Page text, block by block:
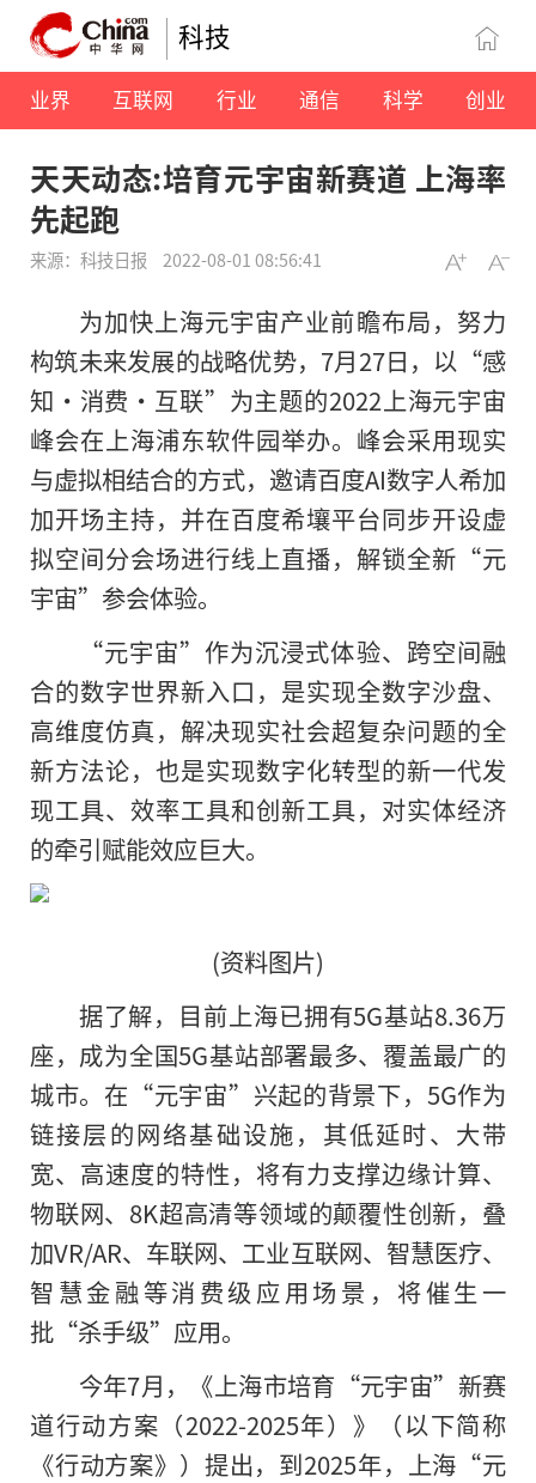
科技
业界 互联网 行业 通信 科学 创业
天天动态:培育元宇宙新赛道 上海率
先起跑
来源：科技日报 2022-08-01 08:56:41
为加快上海元宇宙产业前瞻布局，努力
构筑未来发展的战略优势，7月27日，以“感
知·消费·互联”为主题的2022上海元宇宙
峰会在上海浦东软件园举办。峰会采用现实
与虚拟相结合的方式，邀请百度AI数字人希加
加开场主持，并在百度希壤平台同步开设虚
拟空间分会场进行线上直播，解锁全新“元
宇宙”参会体验。
“元宇宙”作为沉浸式体验、跨空间融
合的数字世界新入口，是实现全数字沙盘、
高维度仿真，解决现实社会超复杂问题的全
新方法论，也是实现数字化转型的新一代发
现工具、效率工具和创新工具，对实体经济
的牵引赋能效应巨大。
(资料图片)
据了解，目前上海已拥有5G基站8.36万
座，成为全国5G基站部署最多、覆盖最广的
城市。在“元宇宙”兴起的背景下，5G作为
链接层的网络基础设施，其低延时、大带
宽、高速度的特性，将有力支撑边缘计算、
物联网、8K超高清等领域的颠覆性创新，叠
加VR/AR、车联网、工业互联网、智慧医疗、
智慧金融等消费级应用场景，将催生一
批“杀手级”应用。
今年7月，《上海市培育“元宇宙”新赛
道行动方案（2022-2025年）》（以下简称
《行动方案》）提出，到2025年，上海“元